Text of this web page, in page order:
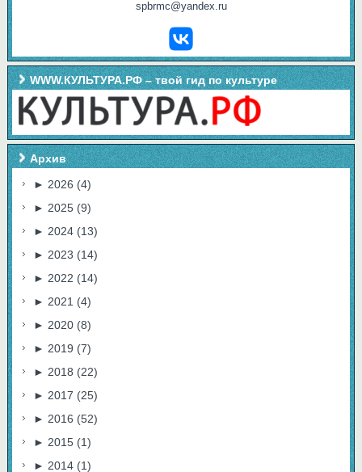
spbrmc@yandex.ru
WWW.КУЛЬТУРА.РФ – твой гид по культуре
Архив
► 2026 (4)
► 2025 (9)
► 2024 (13)
► 2023 (14)
► 2022 (14)
► 2021 (4)
► 2020 (8)
► 2019 (7)
► 2018 (22)
► 2017 (25)
► 2016 (52)
► 2015 (1)
► 2014 (1)